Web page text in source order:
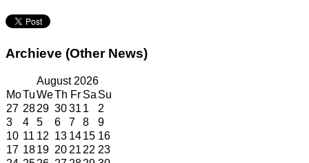
Archieve (Other News)
August 2026
MoTuWeTh Fr Sa Su
27 2829 3031 1
2
3
4 5 6 7 8
9
10 11 12 13 1415 16
17 1819 20 21 22 23